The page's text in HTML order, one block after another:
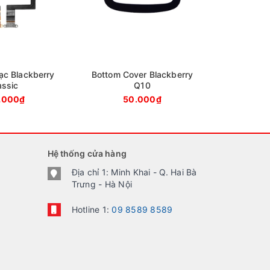
Blackberry
Bottom Cover Blackberry
Q10
50.000₫
Hệ thống cửa hàng
Địa chỉ 1: Minh Khai - Q. Hai Bà
Trưng - Hà Nội
Hotline 1:09 8589 8589